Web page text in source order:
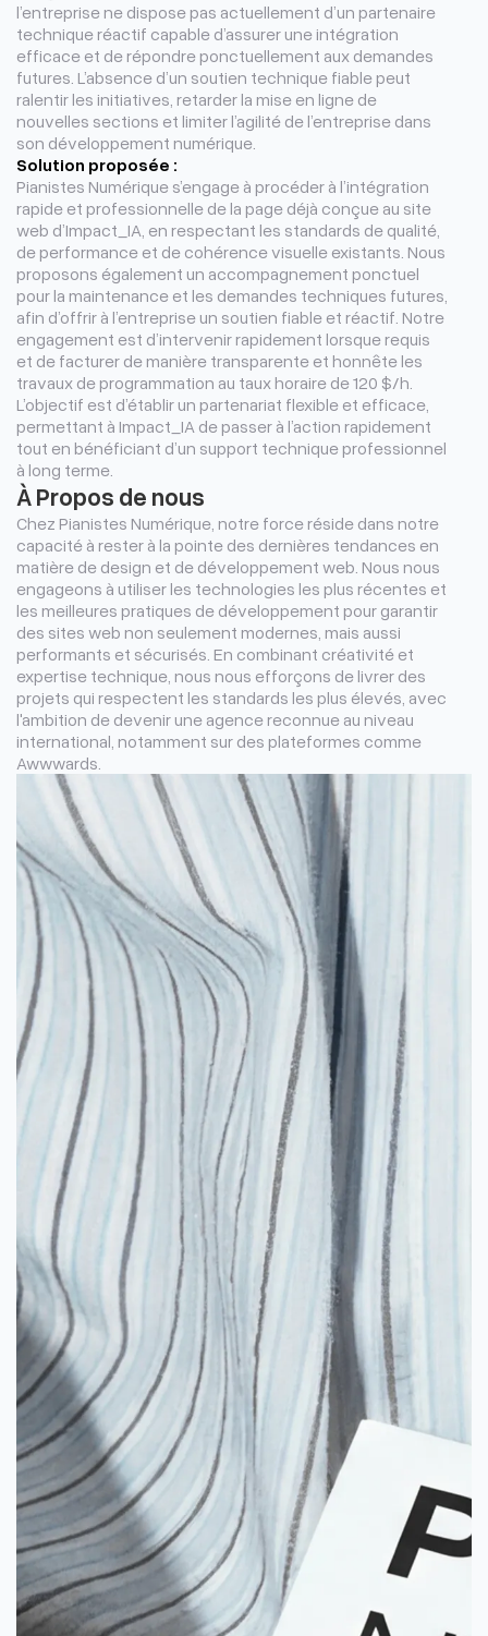
l’entreprise ne dispose pas actuellement d’un partenaire
technique réactif capable d’assurer une intégration
efficace et de répondre ponctuellement aux demandes
futures. L’absence d’un soutien technique fiable peut
ralentir les initiatives, retarder la mise en ligne de
nouvelles sections et limiter l’agilité de l’entreprise dans
son développement numérique.
Solution proposée :
Pianistes Numérique s’engage à procéder à l’intégration
rapide et professionnelle de la page déjà conçue au site
web d’Impact_IA, en respectant les standards de qualité,
de performance et de cohérence visuelle existants. Nous
proposons également un accompagnement ponctuel
pour la maintenance et les demandes techniques futures,
afin d’offrir à l’entreprise un soutien fiable et réactif. Notre
engagement est d’intervenir rapidement lorsque requis
et de facturer de manière transparente et honnête les
travaux de programmation au taux horaire de 120 $/h.
L’objectif est d’établir un partenariat flexible et efficace,
permettant à Impact_IA de passer à l’action rapidement
tout en bénéficiant d’un support technique professionnel
à long terme.
À Propos de nous
Chez Pianistes Numérique, notre force réside dans notre
capacité à rester à la pointe des dernières tendances en
matière de design et de développement web. Nous nous
engageons à utiliser les technologies les plus récentes et
les meilleures pratiques de développement pour garantir
des sites web non seulement modernes, mais aussi
performants et sécurisés. En combinant créativité et
expertise technique, nous nous efforçons de livrer des
projets qui respectent les standards les plus élevés, avec
l'ambition de devenir une agence reconnue au niveau
international, notamment sur des plateformes comme
Awwwards.